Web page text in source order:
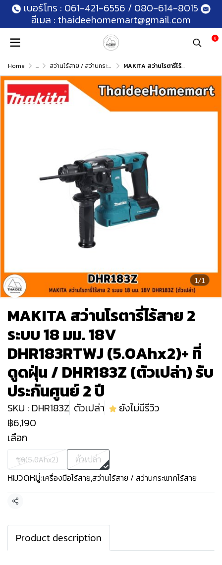
เบอร์โทร : 061-421-6556 / 080-614-8015
อีเมล : thaideehomemart@gmail.com
0
Home ... สว่านไร้สาย / สว่านกระแทกไร้สาย MAKITA สว่านโรตารี่ไร้สาย 2 ระบบ 18 มม. 18V DHR183RTWJ (5.0Ahx2)+ ที่ดูดฝุ่น / DHR183Z (ตัวเปล่า) รับประกันศูนย์ 2 ปี
1/1
MAKITA สว่านโรตารี่ไร้สาย 2
ระบบ 18 มม. 18V
DHR183RTWJ (5.0Ahx2)+ ที่
ดูดฝุ่น / DHR183Z (ตัวเปล่า) รับ
ประกันศูนย์ 2 ปี
SKU : DHR183Z ตัวเปล่า
ยังไม่มีรีวิว
฿6,190
เลือก
ชุด(5.0Ahx2) ตัวเปล่า
หมวดหมู่:เครื่องมือไร้สาย,สว่านไร้สาย / สว่านกระแทกไร้สาย
แชร์
Product description